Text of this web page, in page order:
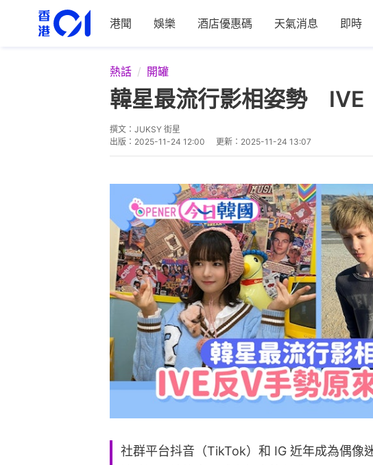
港聞 娛樂 酒店優惠碼 天氣消息 即時
熱話 開罐
韓星最流行影相姿勢 IVE
撰文： JUKSY 街星
出版： 2025-11-24 12:00 更新： 2025-11-24 13:07
社群平台抖音（TikTok）和 IG 近年成為偶像